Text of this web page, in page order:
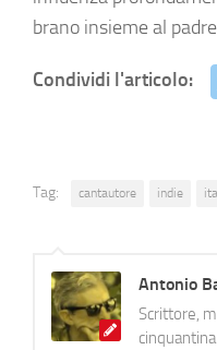
brano insieme al
Condividi l'articolo:
Tag: cantautore indie
Antonio
Scrittore,